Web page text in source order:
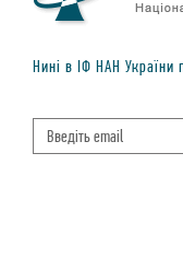
Нинi в IФ НАН України